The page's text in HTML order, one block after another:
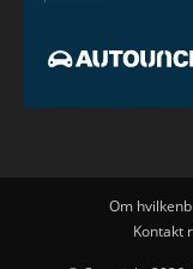
Om
Kontakt